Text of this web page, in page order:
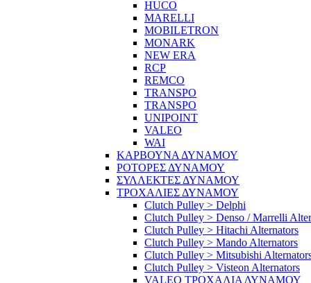
HUCO
MARELLI
MOBILETRON
MONARK
NEW ERA
RCP
REMCO
TRANSPO
TRANSPO
UNIPOINT
VALEO
WAI
ΚΑΡΒΟΥΝΑ ΔΥΝΑΜΟΥ
ΡΟΤΟΡΕΣ ΔΥΝΑΜΟΥ
ΣΥΛΛΕΚΤΕΣ ΔΥΝΑΜΟΥ
ΤΡΟΧΑΛΙΕΣ ΔΥΝΑΜΟΥ
Clutch Pulley > Delphi
Clutch Pulley > Denso / Marrelli
Clutch Pulley > Hitachi Alternators
Clutch Pulley > Mando Alternators
Clutch Pulley > Mitsubishi
Clutch Pulley > Visteon Alternators
VALEO ΤΡΟΧΑΛΙΑ ΔΥΝΑΜΟΥ